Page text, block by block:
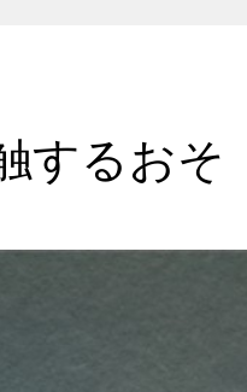
するおそ